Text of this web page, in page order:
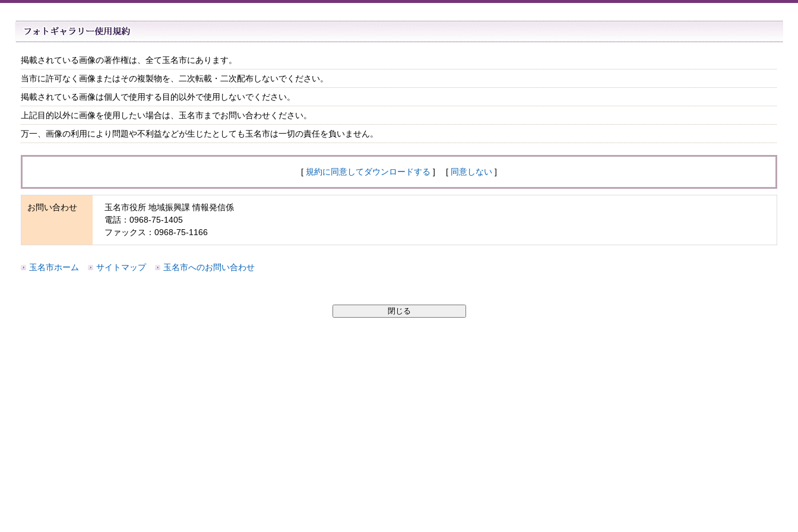
掲載されている画像の著作権は、全て玉名市にあります。
当市に許可なく画像またはその複製物を、二次転載・二次配布しないでください。
掲載されている画像は個人で使用する目的以外で使用しないでください。
上記目的以外に画像を使用したい場合は、玉名市までお問い合わせください。
万一、画像の利用により問題や不利益などが生じたとしても玉名市は一切の責任を負いません。
[ 規約に同意してダウンロードする ] [ 同意しない ]
お問い合わせ
玉名市役所 地域振興課 情報発信係
電話：0968-75-1405
ファックス：0968-75-1166
玉名市ホーム サイトマップ 玉名市へのお問い合わせ